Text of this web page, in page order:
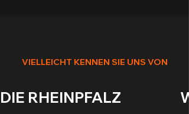
VIELLEICHT KENNEN SIE UNS VON
DIE RHEINPFALZ